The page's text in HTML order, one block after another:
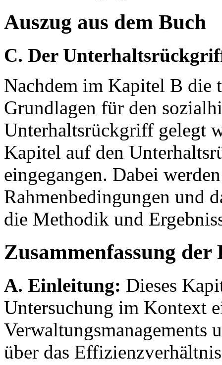
Auszug aus dem Buch
C. Der
Nachdem im Kapitel B die
Grundlagen für den
Unterhaltsrückgriff gelegt
Kapitel auf den
eingegangen. Dabei
Rahmenbedingungen und
die Methodik und
Zusammenfassung der
A. Einleitung: Dieses
Untersuchung im Kontext
Verwaltungsmanagements
über das